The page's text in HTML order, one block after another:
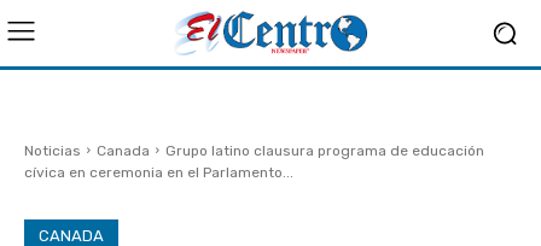
Noticias Canada
Grupo latino clausura programa de educación
cívica en ceremonia en el Parlamento...
CANADA